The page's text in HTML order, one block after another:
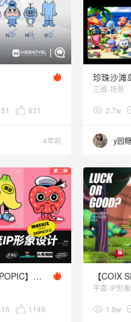
51 631
4年前
珍珠沙滩
三维-场景
2.7w
y园糖
【MAEKIZ×POPIC】原创IP大公开！果味潮牌邀你一探～
16 1149
平面-IP形象
1.9w